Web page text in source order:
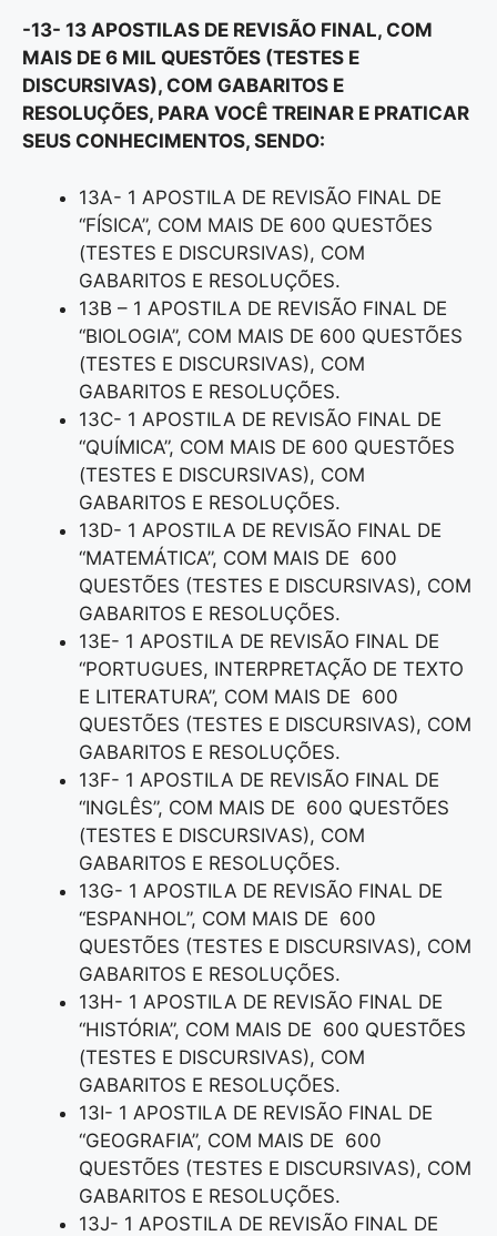
-13- 13 APOSTILAS DE REVISÃO FINAL, COM
MAIS DE 6 MIL QUESTÕES (TESTES E
DISCURSIVAS), COM GABARITOS E
RESOLUÇÕES, PARA VOCÊ TREINAR E PRATICAR
SEUS CONHECIMENTOS, SENDO:
13A- 1 APOSTILA DE REVISÃO FINAL DE
“FÍSICA”, COM MAIS DE 600 QUESTÕES
(TESTES E DISCURSIVAS), COM
GABARITOS E RESOLUÇÕES.
13B – 1 APOSTILA DE REVISÃO FINAL DE
“BIOLOGIA”, COM MAIS DE 600 QUESTÕES
(TESTES E DISCURSIVAS), COM
GABARITOS E RESOLUÇÕES.
13C- 1 APOSTILA DE REVISÃO FINAL DE
“QUÍMICA”, COM MAIS DE 600 QUESTÕES
(TESTES E DISCURSIVAS), COM
GABARITOS E RESOLUÇÕES.
13D- 1 APOSTILA DE REVISÃO FINAL DE
“MATEMÁTICA”, COM MAIS DE 600
QUESTÕES (TESTES E DISCURSIVAS), COM
GABARITOS E RESOLUÇÕES.
13E- 1 APOSTILA DE REVISÃO FINAL DE
“PORTUGUES, INTERPRETAÇÃO DE TEXTO
E LITERATURA”, COM MAIS DE 600
QUESTÕES (TESTES E DISCURSIVAS), COM
GABARITOS E RESOLUÇÕES.
13F- 1 APOSTILA DE REVISÃO FINAL DE
“INGLÊS”, COM MAIS DE 600 QUESTÕES
(TESTES E DISCURSIVAS), COM
GABARITOS E RESOLUÇÕES.
13G- 1 APOSTILA DE REVISÃO FINAL DE
“ESPANHOL”, COM MAIS DE 600
QUESTÕES (TESTES E DISCURSIVAS), COM
GABARITOS E RESOLUÇÕES.
13H- 1 APOSTILA DE REVISÃO FINAL DE
“HISTÓRIA”, COM MAIS DE 600 QUESTÕES
(TESTES E DISCURSIVAS), COM
GABARITOS E RESOLUÇÕES.
13I- 1 APOSTILA DE REVISÃO FINAL DE
“GEOGRAFIA”, COM MAIS DE 600
QUESTÕES (TESTES E DISCURSIVAS), COM
GABARITOS E RESOLUÇÕES.
13J- 1 APOSTILA DE REVISÃO FINAL DE